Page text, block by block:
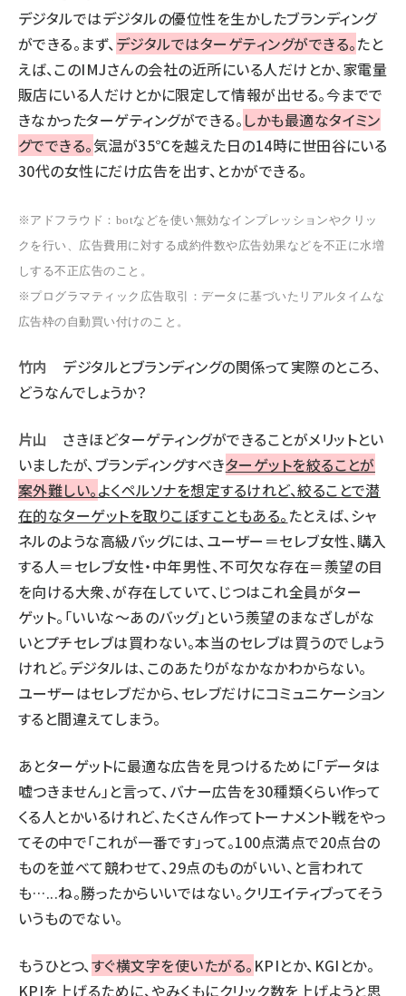
デジタルではデジタルの優位性を生かしたブランディング
ができる。まず、 デジタルではターゲティングができる。たと
えば、このIMJさんの会社の近所にいる人だけとか、家電量
販店にいる人だけとかに限定して情報が出せる。今までで
きなかったターゲティングができる。 しかも最適なタイミン
グでできる。気温が35℃を越えた日の14時に世田谷にいる
30代の女性にだけ広告を出す、とかができる。
※アドフラウド：botなどを使い無効なインプレッションやクリッ
クを行い、広告費用に対する成約件数や広告効果などを不正に水増
しする不正広告のこと。
※プログラマティック広告取引：データに基づいたリアルタイムな
広告枠の自動買い付けのこと。
竹内 デジタルとブランディングの関係って実際のところ、
どうなんでしょうか？
片山 さきほどターゲティングができることがメリットとい
いましたが、ブランディングすべきターゲットを絞ることが
案外難しい。よくペルソナを想定するけれど、絞ることで潜
在的なターゲットを取りこぼすこともある。 たとえば、シャ
ネルのような高級バッグには、ユーザー＝セレブ女性、購入
する人＝セレブ女性・中年男性、不可欠な存在＝羨望の目
を向ける大衆、が存在していて、じつはこれ全員がター
ゲット。「いいな〜あのバッグ」という羨望のまなざしがな
いとプチセレブは買わない。本当のセレブは買うのでしょう
けれど。デジタルは、このあたりがなかなかわからない。
ユーザーはセレブだから、セレブだけにコミュニケーション
すると間違えてしまう。
あとターゲットに最適な広告を見つけるために「データは
嘘つきません」と言って、バナー広告を30種類くらい作って
くる人とかいるけれど、たくさん作ってトーナメント戦をやっ
てその中で「これが一番です」って。100点満点で20点台の
ものを並べて競わせて、29点のものがいい、と言われて
も…...ね。勝ったからいいではない。クリエイティブってそう
いうものでない。
もうひとつ、すぐ横文字を使いたがる。 KPIとか、KGIとか。
KPIを上げるために、やみくもにクリック数を上げようと思